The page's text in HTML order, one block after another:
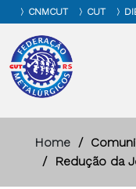
CNMCUT CUT
Home
Redução da